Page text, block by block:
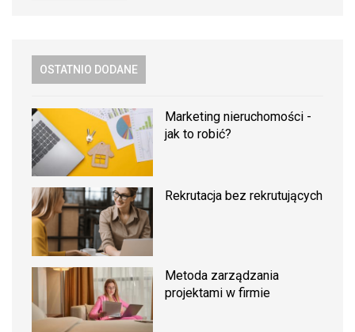
OSTATNIO DODANE
Marketing nieruchomości -
jak to robić?
Rekrutacja bez rekrutujących
Metoda zarządzania
projektami w firmie